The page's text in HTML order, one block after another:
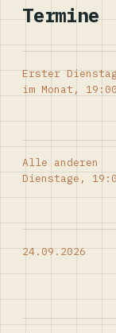
Termine
Erster Dienstag
im Monat, 19:00
Alle anderen
Dienstage,
24.09.2026